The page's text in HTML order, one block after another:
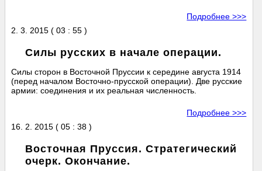
Подробнее >>>
2. 3. 2015 ( 03 : 55 )
Силы русских в начале операции.
Силы сторон в Восточной Пруссии к середине августа 1914
(перед началом Восточно-прусской операции). Две русские
армии: соединения и их реальная численность.
Подробнее >>>
16. 2. 2015 ( 05 : 38 )
Восточная Пруссия. Стратегический
очерк. Окончание.